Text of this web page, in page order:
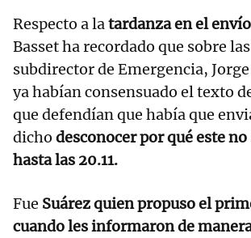
Respecto a latardanza en el
Basset ha recordado que sobre las
subdirector de Emergencia,
ya habían consensuado el texto
que defendían que había que
dicho desconocer por qué este
hasta las 20.11.
Fue Suárez quien propuso el
cuando les informaron de